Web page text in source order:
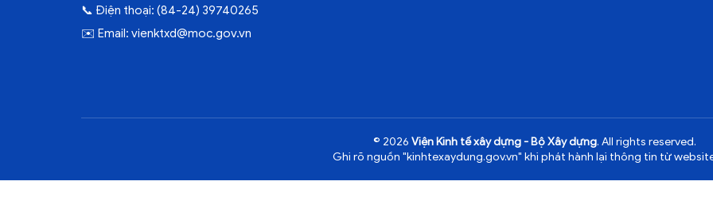
📞 Điện thoại: (84-24) 39740265
✉️ Email: vienktxd@moc.gov.vn
© 2026 Viện Kinh tế xây dựng - Bộ Xây dựng. All rights reserved.
Ghi rõ nguồn "kinhtexaydung.gov.vn" khi phát hành lại thông tin từ